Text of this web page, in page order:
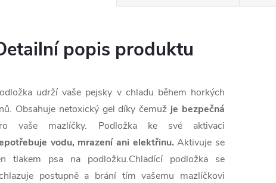
popis produktu
udrží vaše pejsky v chladu během horkých
Obsahuje netoxický gel díky čemuž je bezpečná
vaše mazlíčky. Podložka ke své aktivaci
vodu, mrazení ani elektřinu. Aktivuje se
tlakem psa na podložku.Chladící podložka se
postupně a brání tím vašemu mazlíčkovi